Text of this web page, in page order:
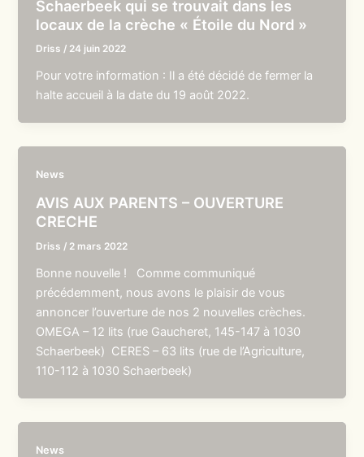
Schaerbeek qui se trouvait dans les
locaux de la crèche « Étoile du Nord »
Driss / 24 juin 2022
Pour votre information : Il a été décidé de fermer la
halte accueil à la date du 19 août 2022.
News
AVIS AUX PARENTS – OUVERTURE
CRECHE
Driss / 2 mars 2022
Bonne nouvelle ! Comme communiqué
précédemment, nous avons le plaisir de vous
annoncer l’ouverture de nos 2 nouvelles crèches.
OMEGA – 12 lits (rue Gaucheret, 145-147 à 1030
Schaerbeek) CERES – 63 lits (rue de l’Agriculture,
110-112 à 1030 Schaerbeek)
News